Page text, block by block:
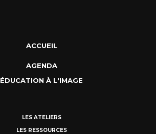
ACCUEIL
AGENDA
ÉDUCATION À L'IMAGE
LES ATELIERS
LES RESSOURCES